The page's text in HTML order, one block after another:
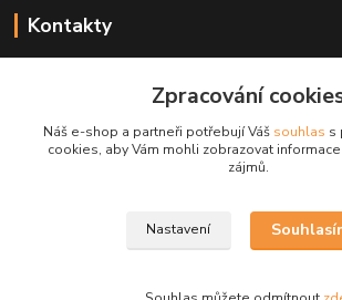
Kontakty
+ 420 608 777 028
obchod@golemreklama.cz
Zpracování
Náš e-shop a partneři potřebují Váš souhlas s
cookies, aby Vám mohli zobrazovat
zájmů.
Nastavení